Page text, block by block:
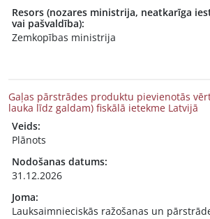
Resors (nozares ministrija, neatkarīga
vai pašvaldība):
Zemkopības ministrija
Gaļas pārstrādes produktu pievienotās
lauka līdz galdam) fiskālā ietekme Latvijā
Veids:
Plānots
Nodošanas datums:
31.12.2026
Joma:
Lauksaimnieciskās ražošanas un